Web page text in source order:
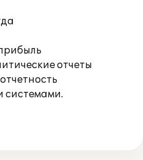
отчеты
системами.